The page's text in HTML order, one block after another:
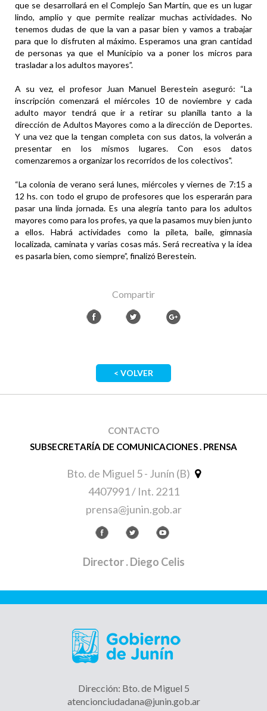
que se desarrollará en el Complejo San Martín, que es un lugar
lindo, amplio y que permite realizar muchas actividades. No
tenemos dudas de que la van a pasar bien y vamos a trabajar
para que lo disfruten al máximo. Esperamos una gran cantidad
de personas ya que el Municipio va a poner los micros para
trasladar a los adultos mayores”.
A su vez, el profesor Juan Manuel Berestein aseguró: “La
inscripción comenzará el miércoles 10 de noviembre y cada
adulto mayor tendrá que ir a retirar su planilla tanto a la
dirección de Adultos Mayores como a la dirección de Deportes.
Y una vez que la tengan completa con sus datos, la volverán a
presentar en los mismos lugares. Con esos datos
comenzaremos a organizar los recorridos de los colectivos".
“La colonia de verano será lunes, miércoles y viernes de 7:15 a
12 hs. con todo el grupo de profesores que los esperarán para
pasar una linda jornada. Es una alegría tanto para los adultos
mayores como para los profes, ya que la pasamos muy bien junto
a ellos. Habrá actividades como la pileta, baile, gimnasia
localizada, caminata y varias cosas más. Será recreativa y la idea
es pasarla bien, como siempre”, finalizó Berestein.
Compartir
< VOLVER
CONTACTO
SUBSECRETARÍA DE COMUNICACIONES . PRENSA
Bto. de Miguel 5 - Junín (B)
4407991 / Int. 2211
prensa@junin.gob.ar
Director. Diego Celis
Dirección: Bto. de Miguel 5
atencionciudadana@junin.gob.ar